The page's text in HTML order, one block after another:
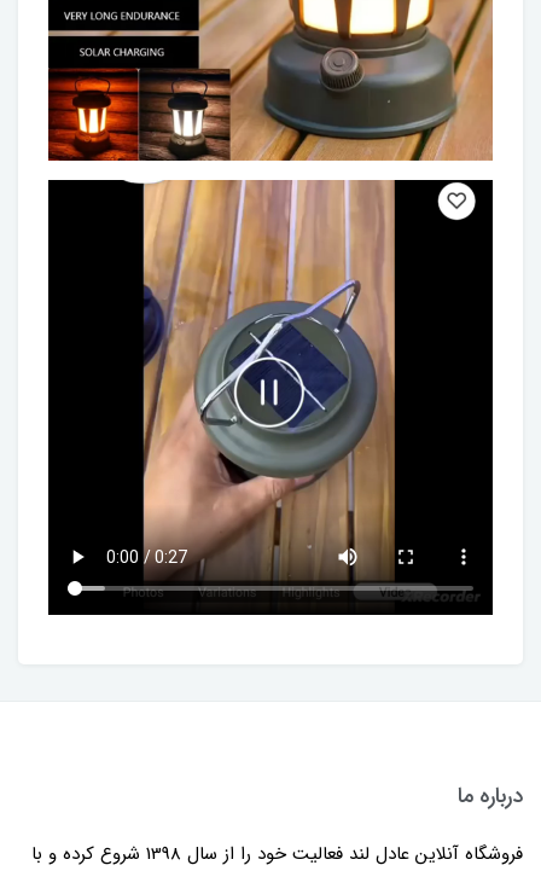
درباره ما
فروشگاه آنلاین عادل لند فعالیت خود را از سال 1398 شروع کرده و با